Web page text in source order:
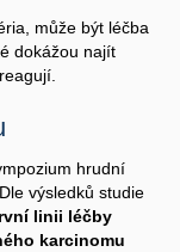
může být léčba
dokážou najít
hrudní
výsledků studie
linii léčby
karcinomu